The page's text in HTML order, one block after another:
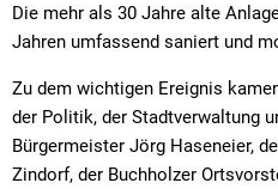
Die mehr als 30 Jahre alte
Jahren umfassend saniert und
Zu dem wichtigen Ereignis
der Politik, der Stadtverwaltung
Bürgermeister Jörg Haseneier,
Zindorf, der Buchholzer